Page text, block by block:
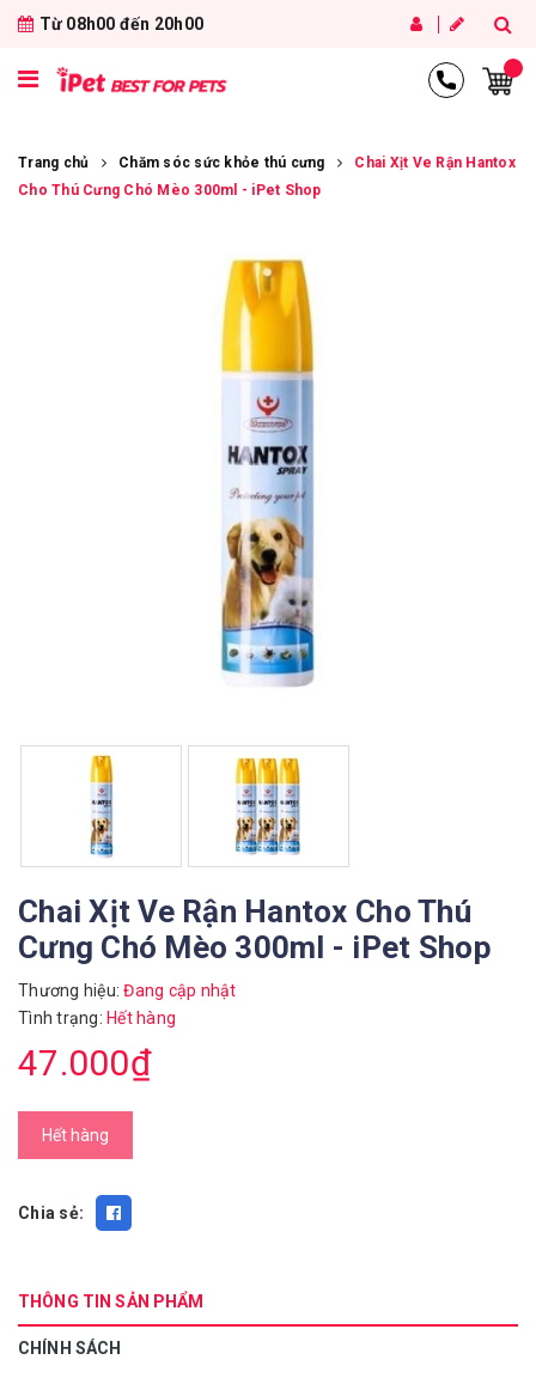
Từ 08h00 đến 20h00
Trang chủ Chăm sóc sức khỏe thú cưng
Chai Xịt Ve Rận Hantox
Cho Thú Cưng Chó Mèo 300ml - iPet Shop
Chai Xịt Ve Rận Hantox Cho Thú
Cưng Chó Mèo 300ml - iPet Shop
Thương hiệu: Đang cập nhật
Tình trạng: Hết hàng
47.000₫
Hết hàng
Chia sẻ:
THÔNG TIN SẢN PHẨM
CHÍNH SÁCH